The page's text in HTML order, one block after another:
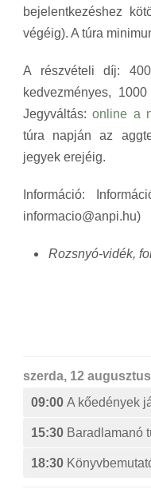
bejelentkezéshez
végéig). A túra
A részvételi díj:
kedvezményes,
Jegyváltás:online a
túra napján az
jegyek erejéig.
Információ:
informacio@anpi.hu)
Rozsnyó-vidék,
szerda, 12 augusztus
09:00 A kőedények
15:30 Baradlamanó
18:30